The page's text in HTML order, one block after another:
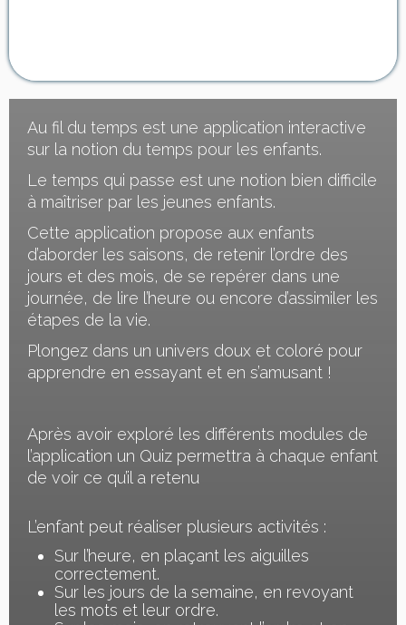
Au fil du temps est une application interactive
sur la notion du temps pour les enfants.
Le temps qui passe est une notion bien difficile
à maîtriser par les jeunes enfants.
Cette application propose aux enfants
d’aborder les saisons, de retenir l’ordre des
jours et des mois, de se repérer dans une
journée, de lire l’heure ou encore d’assimiler les
étapes de la vie.
Plongez dans un univers doux et coloré pour
apprendre en essayant et en s’amusant !
Après avoir exploré les différents modules de
l’application un Quiz permettra à chaque enfant
de voir ce qu’il a retenu
L’enfant peut réaliser plusieurs activités :
Sur l’heure, en plaçant les aiguilles
correctement.
Sur les jours de la semaine, en revoyant
les mots et leur ordre.